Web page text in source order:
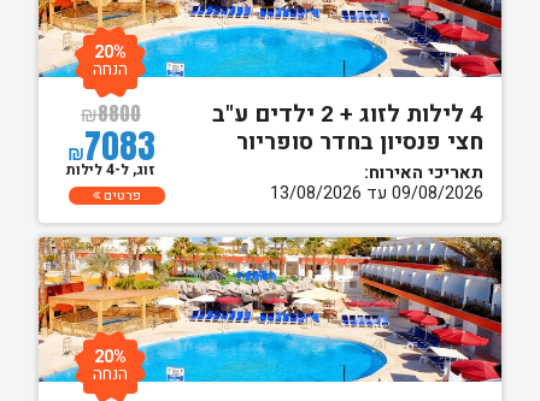
4 לילות לזוג + 2 ילדים ע"ב
חצי פנסיון בחדר סופריור
תאריכי האירוח:
09/08/2026 עד 13/08/2026
₪8800
₪7083
20%
הנחה
זוג, ל-4 לילות
פרטים
20%
הנחה